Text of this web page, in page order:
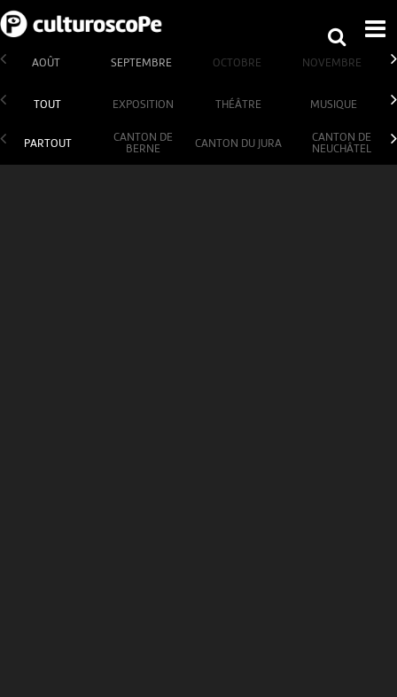
AOÛT SEPTEMBRE OCTOBRE NOVEMBRE
TOUT EXPOSITION THÉÂTRE MUSIQUE
PARTOUT
CANTON DE
BERNE
CANTON DU JURA
CANTON DE
NEUCHÂTEL